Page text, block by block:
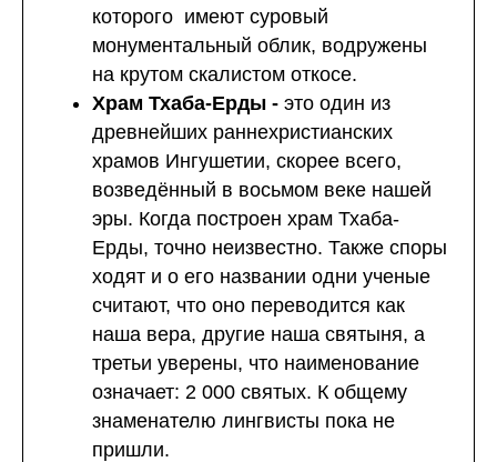
которого имеют суровый
монументальный облик, водружены
на крутом скалистом откосе.
Храм Тхаба-Ерды - это один из
древнейших раннехристианских
храмов Ингушетии, скорее всего,
возведённый в восьмом веке нашей
эры. Когда построен храм Тхаба-
Ерды, точно неизвестно. Также споры
ходят и о его названии одни ученые
считают, что оно переводится как
наша вера, другие наша святыня, а
третьи уверены, что наименование
означает: 2 000 святых. К общему
знаменателю лингвисты пока не
пришли.